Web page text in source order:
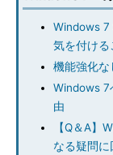
Windows 7
気を付ける
機能強化な
Windows 7
由
【Q＆A】
なる疑問に